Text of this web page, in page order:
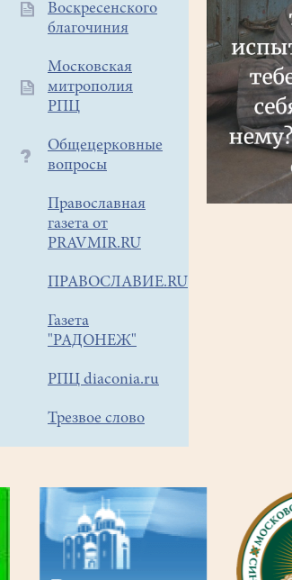
менюВоскресенского
благочиния
Московская
митрополия
РПЦ
Общецерковные
вопросы
Православная
газета от
PRAVMIR.RU
ПРАВОСЛАВИЕ.RU
Газета
"РАДОНЕЖ"
РПЦ diaconia.ru
Трезвое слово